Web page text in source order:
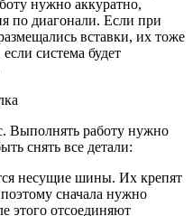
нужно аккуратно,
по диагонали. Если при
вставки, их тоже
система будет
Выполнять работу нужно
снять все детали:
несущие шины. Их крепят
сначала нужно
этого отсоединяют